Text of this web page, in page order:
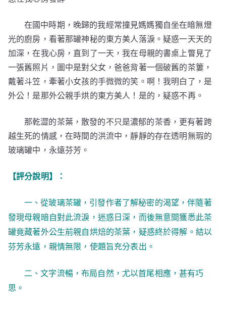
在國中時期，晚歸的我經常撞見媽媽獨自坐在暗無燈
光的廚房，看著那罐神秘的東方美人落淚。疑惑一天天的
加深，在我心房，直到了一天，我在母親的書桌上瞥見了
一張舊照片，圖中是對父女，爸爸背著一個破舊的茶簍，
戴著斗笠，牽著小女孩的手微微的笑。啊！我明白了，是
外公！是那外公親手烘的東方美人！是的，疑惑不再。
那乾澀的茶葉，散發的不只是濃郁的茶香，更有著跨
越生死的情感，在時間的洪流中，靜靜的存在透明無瑕的
玻璃罐中，永遠芬芳。
【評分說明】：
一、從玻璃茶罐，引發作者了解秘密的渴望，伴隨著
發現母親暗自對此流淚，迷惑日深，而後無意間獲悉此茶
罐竟藏著外公生前親自烘焙的茶葉，疑惑終於得解。結以
芬芳永遠，親情無限，使題旨充分表出。
二、文字流暢，布局自然，尤以首尾相應，甚有巧
思。